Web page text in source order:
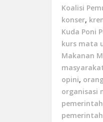
Koalisi
konser,
Kuda Poni
kurs mata
Makanan
opini,
organisasi
pemerintah